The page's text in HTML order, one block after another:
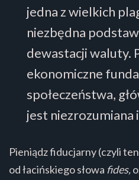
jedna z wielkich
niezbędna
dewastacji waluty.
ekonomiczne
społeczeństwa,
jest niezrozumiana
Pieniądz fiducjarny (czyli
od łacińskiego słowa fides,